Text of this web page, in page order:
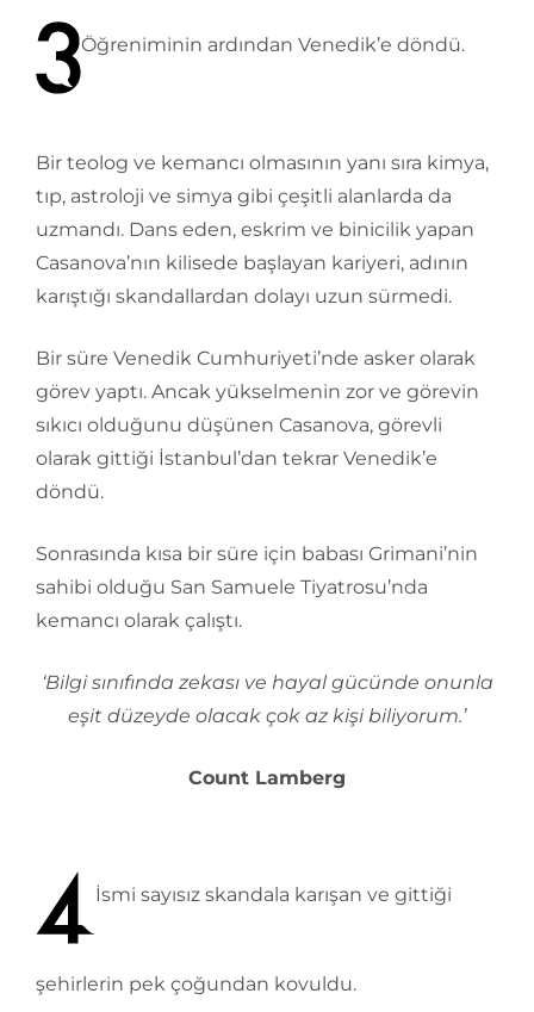
Öğreniminin ardından Venedik’e döndü.
Bir teolog ve kemancı olmasının yanı sıra kimya,
tıp, astroloji ve simya gibi çeşitli alanlarda da
uzmandı. Dans eden, eskrim ve binicilik yapan
Casanova’nın kilisede başlayan kariyeri, adının
karıştığı skandallardan dolayı uzun sürmedi.
Bir süre Venedik Cumhuriyeti’nde asker olarak
görev yaptı. Ancak yükselmenin zor ve görevin
sıkıcı olduğunu düşünen Casanova, görevli
olarak gittiği İstanbul’dan tekrar Venedik’e
döndü.
Sonrasında kısa bir süre için babası Grimani’nin
sahibi olduğu San Samuele Tiyatrosu’nda
kemancı olarak çalıştı.
‘Bilgi sınıfında zekası ve hayal gücünde onunla
eşit düzeyde olacak çok az kişi biliyorum.’
Count Lamberg
İsmi sayısız skandala karışan ve gittiği
şehirlerin pek çoğundan kovuldu.